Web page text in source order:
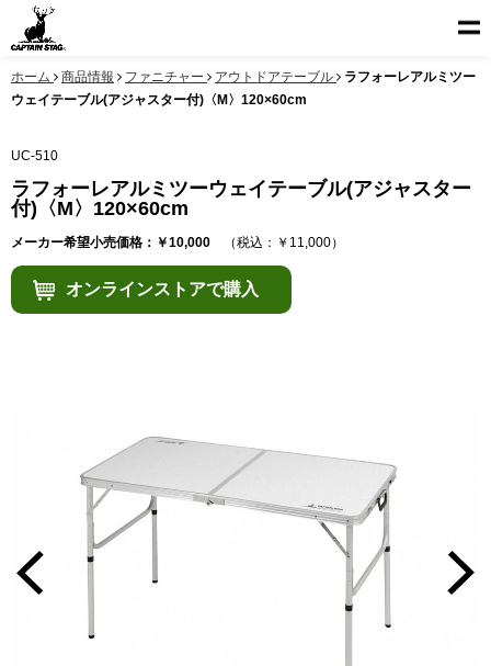
ホーム 商品情報 ファニチャー アウトドアテーブル
ラフォーレアルミツー
ウェイテーブル(アジャスター付)〈M〉120×60cm
UC-510
ラフォーレアルミツーウェイテーブル(アジャスター
付)〈M〉120×60cm
メーカー希望小売価格：￥10,000 （税込：￥11,000）
オンラインストアで購入